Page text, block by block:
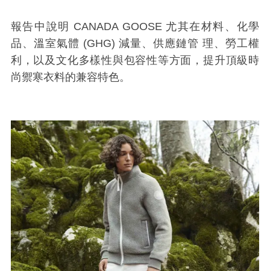
報告中說明 CANADA GOOSE 尤其在材料、化學
品、溫室氣體 (GHG) 減量、供應鏈管 理、勞工權
利，以及文化多樣性與包容性等方面，提升頂級時
尚禦寒衣料的兼容特色。